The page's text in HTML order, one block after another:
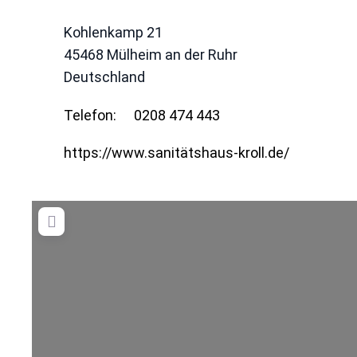
Kohlenkamp 21
45468 Mülheim an der Ruhr
Deutschland
Telefon: 0208 474 443
https://www.sanitätshaus-kroll.de/